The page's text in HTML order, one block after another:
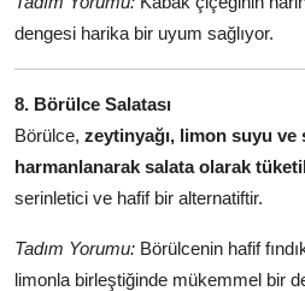
dengesi harika bir uyum sağlıyor.
8. Börülce Salatası
Börülce, zeytinyağı, limon suyu ve
harmanlanarak salata olarak
serinletici ve hafif bir alternatiftir.
Tadım Yorumu: Börülcenin hafif
limonla birleştiğinde mükemmel bir